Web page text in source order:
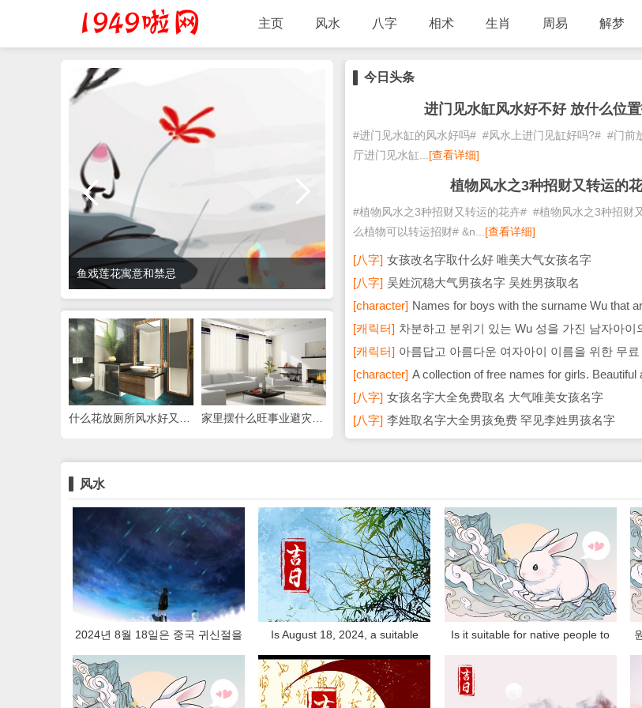
主页 风水 八字 相术 生肖 周易 解梦
鱼戏莲花寓意和禁忌
今日头条
进门见水缸风水好不好 放什么位
#进门见水缸的风水好吗# #风水上进门见缸好吗?# #门前
厅进门见水缸... [查看详细]
植物风水之3种招财又转运的花
#植物风水之3种招财又转运的花卉# #植物风水之3种招财
么植物可以转运招财# &n... [查看详细]
[八字] 女孩改名字取什么好 唯美大气女孩名字
[八字] 吴姓沉稳大气男孩名字 吴姓男孩取名
[character]
[캐릭터]
[캐릭터]
[character]
[八字] 女孩名字大全免费取名 大气唯美女孩名字
[八字] 李姓取名字大全男孩免费 罕见李姓男孩名字
风水
2024년 8월 18일은 중국 귀신절을
기념하기에 적합한 날인가요?
Is August 18, 2024, a suitable
date for celebrating the Chinese
Ghost Festival? Is it an auspicious
Is it suitable for native people to
suitable for native people to